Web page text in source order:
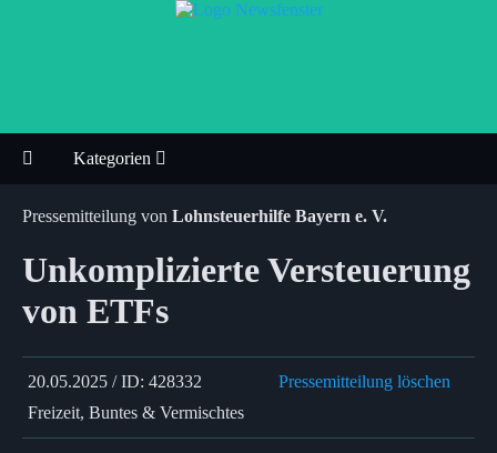
Kategorien
Pressemitteilung von Lohnsteuerhilfe Bayern e. V.
Unkomplizierte Versteuerung
von ETFs
20.05.2025 / ID: 428332
Pressemitteilung löschen
Freizeit, Buntes & Vermischtes